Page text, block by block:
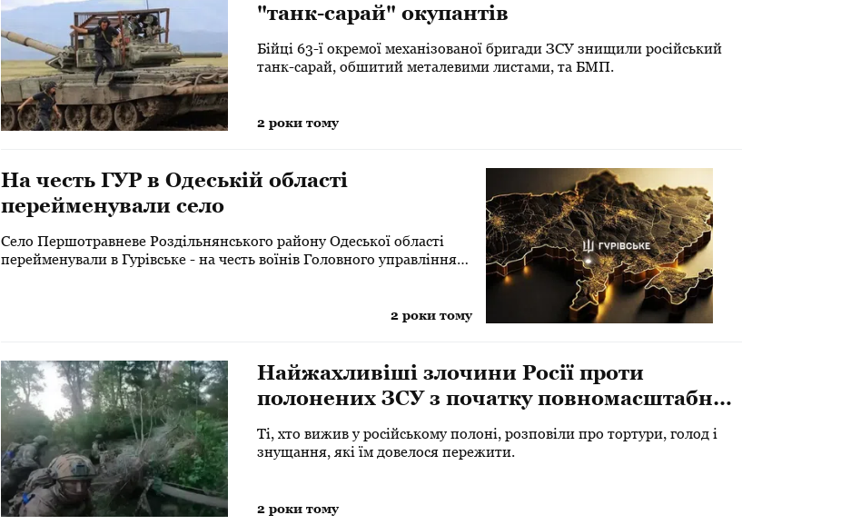
"танк-сарай" окупантів
Бійці 63-ї окремої механізованої бригади ЗСУ знищили російський
танк-сарай, обшитий металевими листами, та БМП.
2 роки тому
​На честь ГУР в Одеській області
перейменували село
Село Першотравневе Роздільнянського району Одеської області
перейменували в Гурівське - на честь воїнів Головного управління
2 роки тому
Найжахливіші злочини Росії проти
полонених ЗСУ з початку повномасштабної
війни: озвучені страшні цифри
Ті, хто вижив у російському полоні, розповіли про тортури, голод і
знущання, які їм довелося пережити.
2 роки тому